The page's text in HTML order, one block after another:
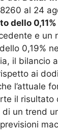
al 24
dello 0,11%
e un
0,19%
il bilancio
ai
l’attuale
il risultato
un trend